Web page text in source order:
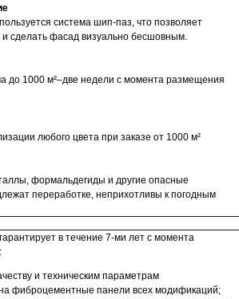
система шип-паз, что позволяет
сделать фасад визуально бесшовным.
до 1000 м²–две недели с момента размещения
любого цвета при заказе от 1000 м²
формальдегиды и другие опасные
переработке, неприхотливы к погодным
в течение 7-ми лет с момента
и техническим параметрам
фиброцементные панели всех модификаций;